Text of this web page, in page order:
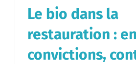
Le bio dans la
restauration :
convictions,